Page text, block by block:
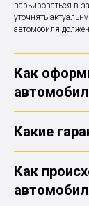
варьироваться в
уточнять
автомобиля
Как
Какие
Как